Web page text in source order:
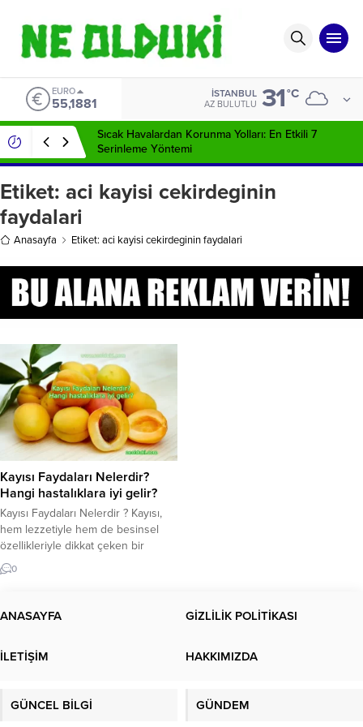
EURO
55,1881
İSTANBUL
AZ BULUTLU 31°C
Sıcak Havalardan Korunma Yolları: En Etkili 7
Serinleme Yöntemi
Etiket: aci kayisi cekirdeginin
faydalari
Anasayfa Etiket: aci kayisi cekirdeginin faydalari
Kayısı Faydaları Nelerdir?
Hangi hastalıklara iyi gelir?
Kayısı Faydaları Nelerdir ? Kayısı,
hem lezzetiyle hem de besinsel
özellikleriyle dikkat çeken bir
meyvedir. Özellikle yaz aylarında
taze olarak tüketilmesi, sıcak
Bunun yanı sıra, kayısı
mineral bileşenleri, çok çeşitli
0
ANASAYFA GİZLİLİK POLİTİKASI
İLETİŞİM HAKKIMIZDA
GÜNCEL BİLGİ GÜNDEM